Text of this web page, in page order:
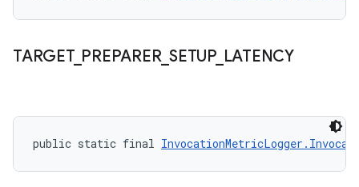
TARGET_ PREPARER_ SETUP_ LATENCY
public static final